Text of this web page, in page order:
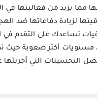
مما يزيد من فعاليتها في
لزيادة دفاعاتها ضد
تساعدك على التقدم في
أكثر صعوبة حيث
التحسينات التي أجريتها